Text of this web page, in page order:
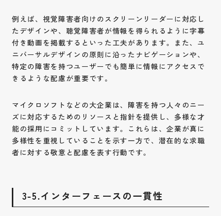
例えば、視覚障害者向けのスクリーンリーダーに対応し
たデザインや、聴覚障害者が情報を得られるように字幕
付き動画を掲載するといった工夫があります。また、ユ
ニバーサルデザインの原則に沿ったナビゲーションや、
特定の障害を持つユーザーでも簡単に情報にアクセスで
きるような配慮が重要です。
マイクロソフトなどの大企業は、障害を持つ人々のニー
ズに対応するためのリソースと指針を提供し、多様な才
能の採用にコミットしています。これらは、企業が真に
多様性を重視していることを示す一方で、潜在的な求職
者に対する敬意と配慮を表す行動です。
3-5.インターフェースの一貫性